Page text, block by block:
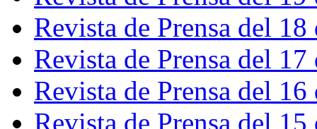
Revista de Prensa del
Revista de Prensa del
Revista de Prensa del
Revista de Prensa del